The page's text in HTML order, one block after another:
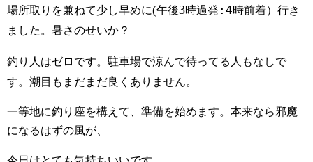
場所取り を兼ねて少し早めに(午後3時過発:4時前着）行き
ました。暑さのせいか？
釣り人はゼロです。駐車場で涼んで待ってる人もなしで
す。潮目もまだまだ良くありません。
一等地に釣り座を構えて、準備を始めます。本来なら邪魔
になるはずの風が、